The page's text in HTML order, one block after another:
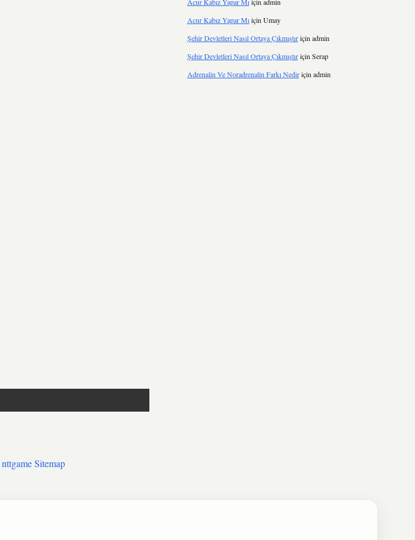
nttgameSitemap
Acur Kabız Yapar Mıiçin Umay
Şehir Devletleri Nasıl Ortaya Çıkmıştıriçin admin
Şehir Devletleri Nasıl Ortaya Çıkmıştıriçin Serap
Adrenalin Ve Noradrenalin Farkı Nediriçin admin